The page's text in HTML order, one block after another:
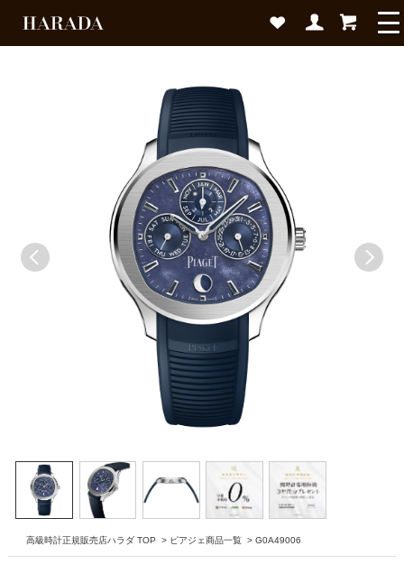
高級時計正規販売店ハラダ TOP > ピアジェ商品一覧 > G0A49006